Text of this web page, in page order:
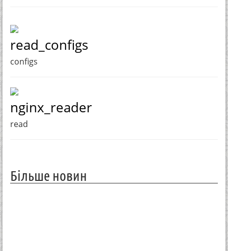
read_configs
configs
nginx_reader
read
Більше новин